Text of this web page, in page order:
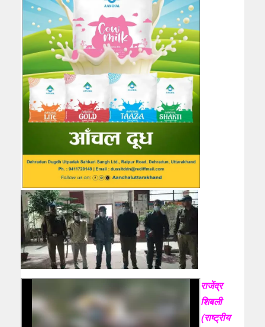
राजेंद्र
शिबली
(राष्ट्रीय